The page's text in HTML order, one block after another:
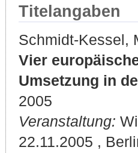
Titelangaben
Schmidt-Kessel,
Vier
Umsetzung in
2005
Veranstaltung:
22.11.2005 ,